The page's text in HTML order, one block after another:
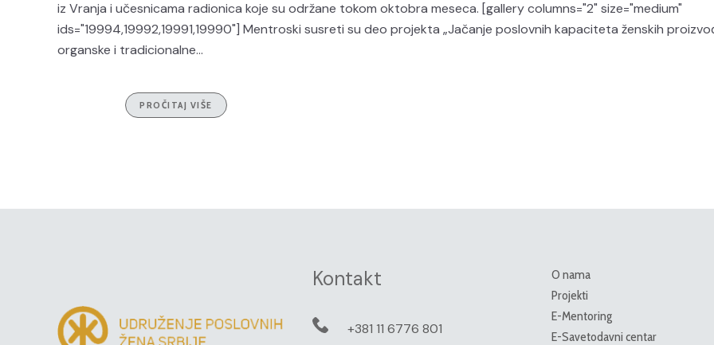
iz Vranja i učesnicama radionica koje su održane tokom oktobra meseca. [gallery columns="2" size="medium"
ids="19994,19992,19991,19990"] Mentroski susreti su deo projekta „Jačanje poslovnih kapaciteta ženskih
organske i tradicionalne...
PROČITAJ VIŠE
Kontakt
+381 11 6776 801
O nama
Projekti
E-Mentoring
E-Savetodavni centar